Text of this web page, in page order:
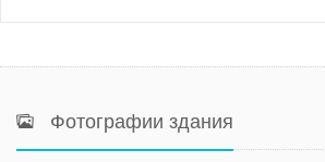
Фотографии здания